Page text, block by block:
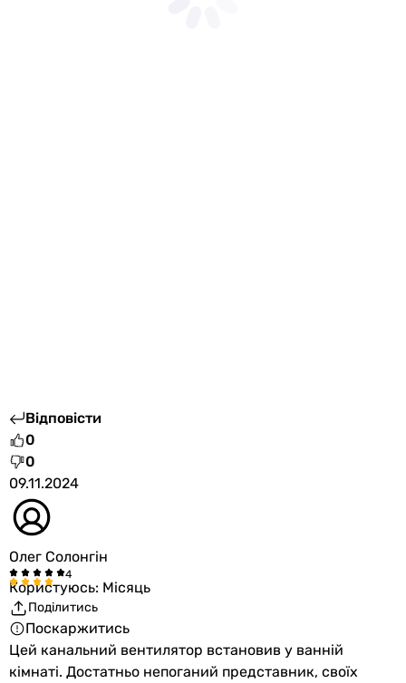
Відповісти
0
0
09.11.2024
Олег Солонгін
Користуюсь: Місяць
Поділитись
Поскаржитись
Цей канальний вентилятор встановив у ванній
кімнаті. Достатньо непоганий представник, своїх